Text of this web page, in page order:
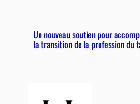
Un nouveau soutien pour
la transition de la profession du